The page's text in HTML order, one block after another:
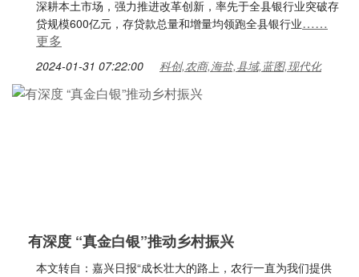
深耕本土市场，强力推进改革创新，率先于全县银行业突破存
贷规模600亿元，存贷款总量和增量均领跑全县银行业……
更多
2024-01-31 07:22:00 科创,农商,海盐,县域,蓝图,现代化
有深度 “真金白银”推动乡村振兴
本文转自：嘉兴日报“成长壮大的路上，农行一直为我们提供